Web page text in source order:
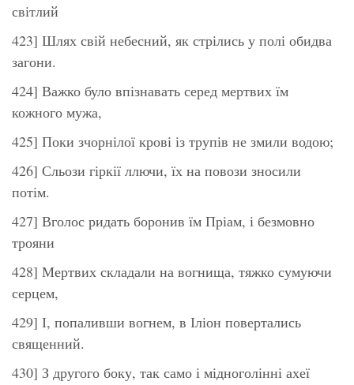
світлий
423] Шлях свій небесний, як стрілись у полі обидва
загони.
424] Важко було впізнавать серед мертвих їм
кожного мужа,
425] Поки зчорнілої крові із трупів не змили водою;
426] Сльози гіркії ллючи, їх на повози зносили
потім.
427] Вголос ридать боронив їм Пріам, і безмовно
трояни
428] Мертвих складали на вогнища, тяжко сумуючи
серцем,
429] І, попаливши вогнем, в Іліон повертались
священний.
430] З другого боку, так само і мідноголінні ахеї